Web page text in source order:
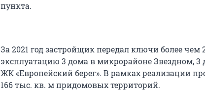
пункта.
За 2021 год застройщик передал ключи более
эксплуатацию 3 дома в микрорайоне Звездном, 3
ЖК «Европейский берег». В рамках реализации
166 тыс. кв. м придомовых территорий.